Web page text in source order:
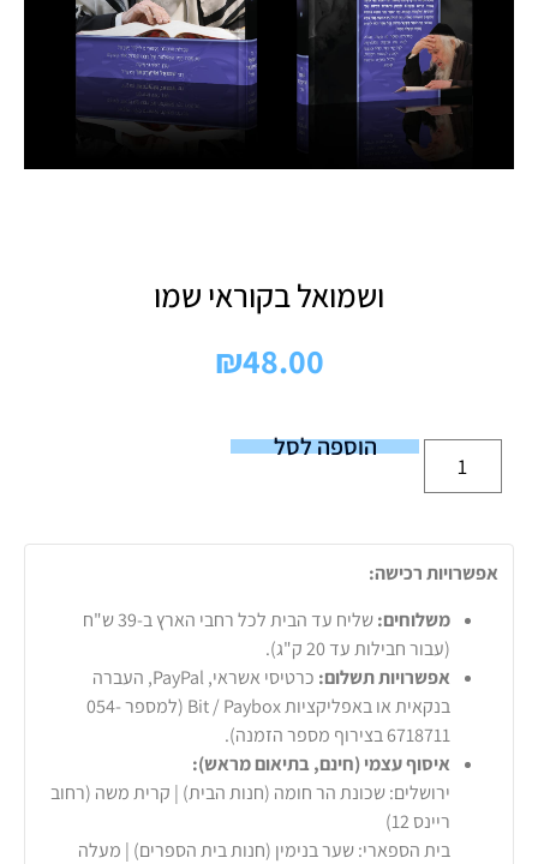
ושמואל בקוראי שמו
₪48.00
הוספה לסל
אפשרויות רכישה:
משלוחים:
שליח עד הבית לכל רחבי הארץ ב-39 ש"ח
(עבור חבילות עד 20 ק"ג).
אפשרויות תשלום:
כרטיסי אשראי, PayPal, העברה
בנקאית או באפליקציות Bit / Paybox (למספר 054-
6718711 בצירוף מספר הזמנה).
איסוף עצמי (חינם, בתיאום מראש):
ירושלים: שכונת הר חומה (חנות הבית) | קרית משה (רחוב
ריינס 12)
בית הספארי: שער בנימין (חנות בית הספרים) | מעלה